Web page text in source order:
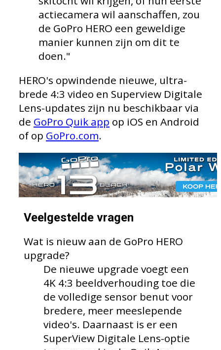
actiecamera wil aanschaffen, zou
de GoPro HERO een geweldige
manier kunnen zijn om dit te
doen."
HERO's opwindende nieuwe, ultra-
brede 4:3 video en Superview Digitale
Lens-updates zijn nu beschikbaar via
de GoPro Quik app op iOS en Android
of op GoPro.com.
Veelgestelde vragen
Wat is nieuw aan de GoPro HERO
upgrade?
De nieuwe upgrade voegt een
4K 4:3 beeldverhouding toe die
de volledige sensor benut voor
bredere, meer meeslepende
video's. Daarnaast is er een
SuperView Digitale Lens-optie